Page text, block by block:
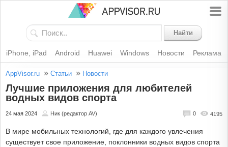
Найти
iPhone, iPad Android Huawei Windows Новости Реклама
AppVisor.ru » Статьи » Новости
Лучшие приложения для любителей
водных видов спорта
24 мая 2024 Ник (редактор AV) 4195
0
В мире мобильных технологий, где для каждого увлечения
существует свое приложение, поклонники водных видов спорта